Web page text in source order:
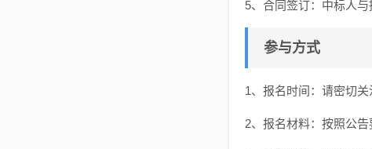
5、合同签订：中标人与
参与方式
1、报名时间：请密切
2、报名材料：按照公